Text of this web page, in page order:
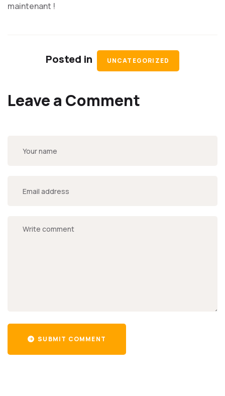
maintenant !
Posted in UNCATEGORIZED
Leave a Comment
SUBMIT COMMENT